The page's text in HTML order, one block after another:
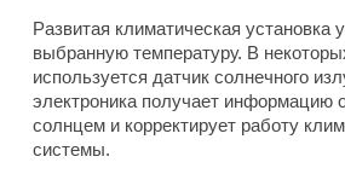
Развитая климатическая установка
выбранную температуру. В
используется датчик солнечного
электроника получает информацию
солнцем и корректирует работу
системы.